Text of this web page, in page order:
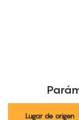
Lugar de origen